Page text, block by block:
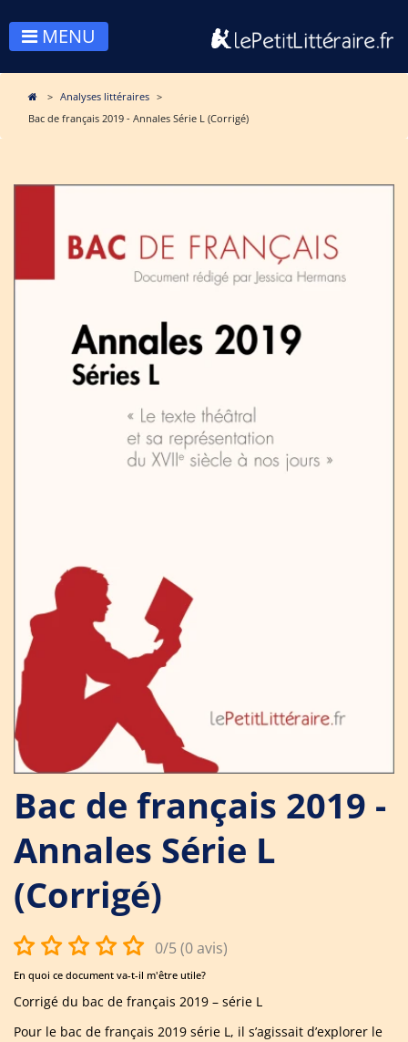
MENU
Analyses littéraires
Bac de français 2019 - Annales Série L (Corrigé)
Bac de français 2019 -
Annales Série L
(Corrigé)
0/5 (0 avis)
En quoi ce document va-t-il m'être utile?
Corrigé du bac de français 2019 – série L
Pour le bac de français 2019 série L, il s’agissait d’explorer le